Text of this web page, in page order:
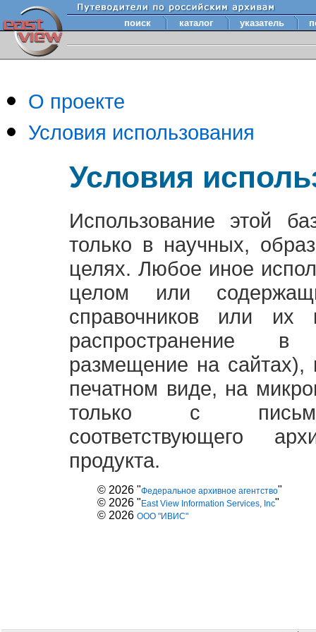
поиск каталог указатель
О проекте
Условия использования
Условия
Использование этой
только в научных,
целях. Любое иное
целом или
справочников или их
распространение
размещение на
печатном виде, на
только с
соответствующего
продукта.
© 2026 "Федеральное архивное агентство"
© 2026 " East View Information Services, Inc"
© 2026 ООО "ИВИС"